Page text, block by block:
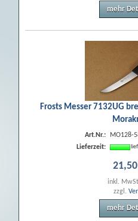
mehr
Frosts Messer 7132UG
Art.Nr.:
MO128-
Lieferzeit:
21,50
inkl.
zzgl.
mehr